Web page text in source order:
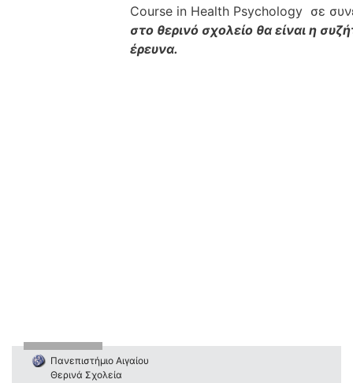
Course in Health Psychology σε
στο θερινό σχολείο θα είναι η
έρευνα.
Πανεπιστήμιο Αιγαίου
Θερινά Σχολεία